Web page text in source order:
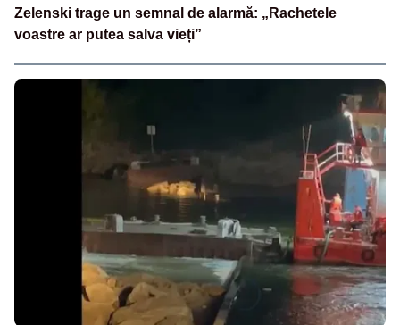
Zelenski trage un semnal de alarmă: „Rachetele
voastre ar putea salva vieți”